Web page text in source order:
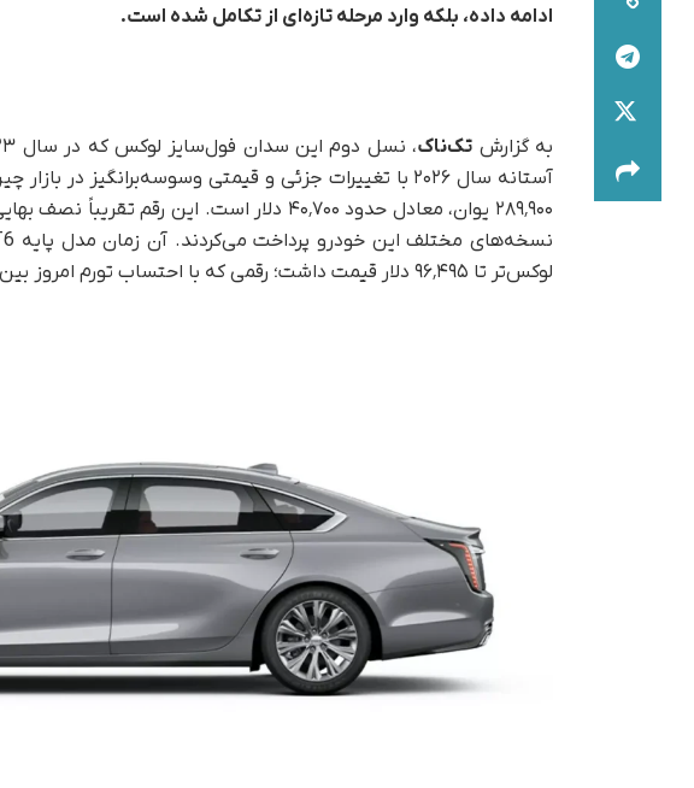
ادامه داده، بلکه وارد مرحله‌ تازه‌ای از تکامل شده است.
به گزارش تک‌ناک
آستانه سال ۲۰۲۶ با تغییرات جزئی و قیمتی
لوکس‌تر تا ۹۶٬۴۹۵ دلار قیمت داشت؛ رقمی که با احتساب تورم امروز بین ۷۴ تا ۱۲۳ هزار دلار برآورد می‌شود.